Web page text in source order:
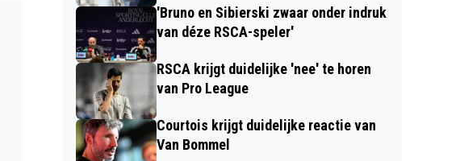
'Bruno en Sibierski zwaar onder indruk
van déze RSCA-speler'
RSCA krijgt duidelijke 'nee' te horen
van Pro League
Courtois krijgt duidelijke reactie van
Van Bommel